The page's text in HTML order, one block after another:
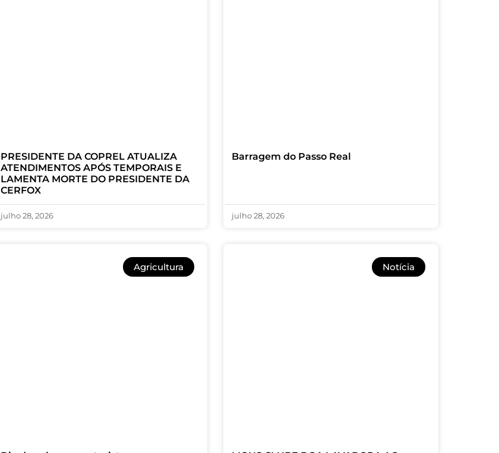
PRESIDENTE DA COPREL ATUALIZA
ATENDIMENTOS APÓS TEMPORAIS E
LAMENTA MORTE DO PRESIDENTE DA
CERFOX
julho 28, 2026
Barragem do Passo Real
julho 28, 2026
Agricultura Notícia